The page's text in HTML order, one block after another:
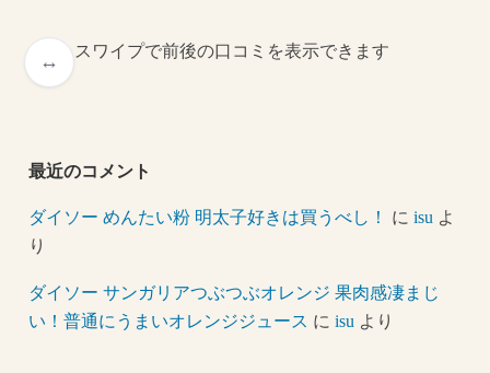
スワイプで前後の口コミを表示できます
最近のコメント
ダイソー めんたい粉 明太子好きは買うべし！ にisu よ
り
ダイソー サンガリアつぶつぶオレンジ 果肉感凄まじ
い！普通にうまいオレンジジュース にisu より